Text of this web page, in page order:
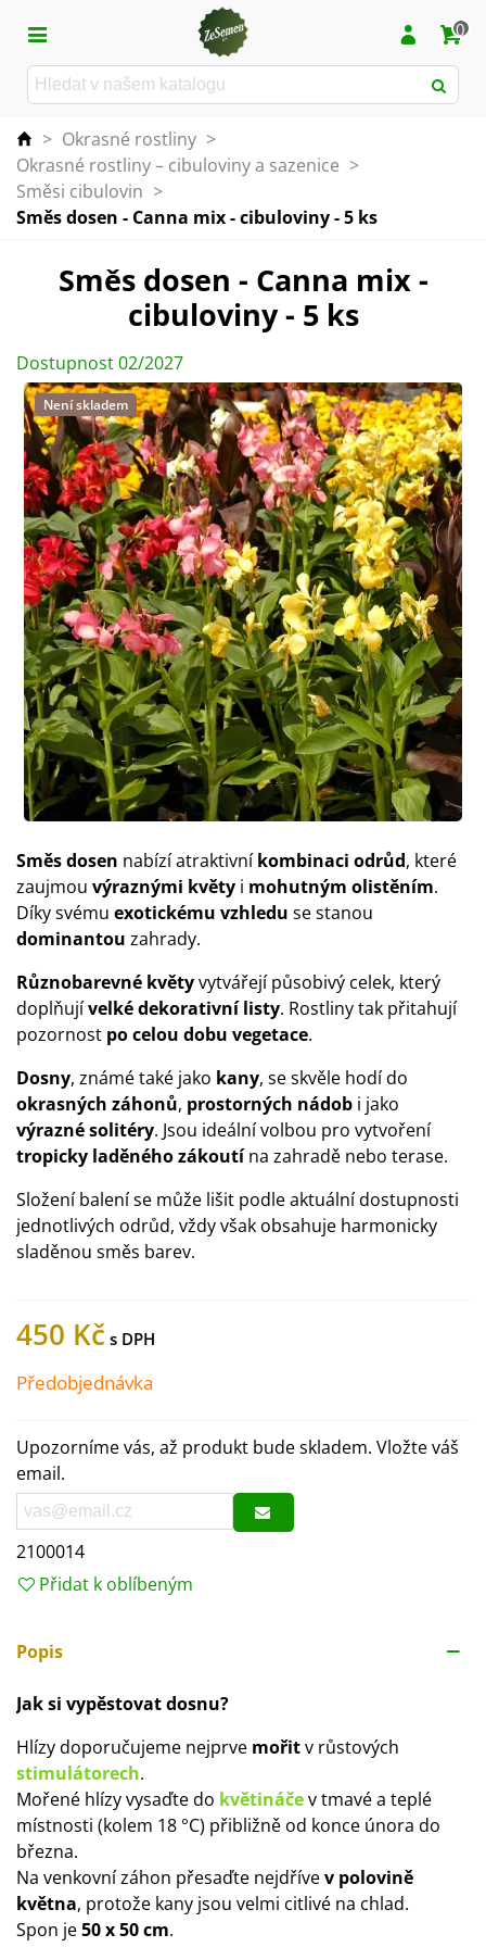
0
> Okrasné rostliny >
Okrasné rostliny – cibuloviny a sazenice >
Směsi cibulovin >
Směs dosen - Canna mix - cibuloviny - 5 ks
Směs dosen - Canna mix -
cibuloviny - 5 ks
Dostupnost 02/2027
Není skladem
Směs dosen nabízí atraktivníkombinaci odrůd, které
zaujmou výraznými květy i mohutným olistěním.
Díky svému exotickému vzhledu se stanou
dominantou zahrady.
Různobarevné květyvytvářejí působivý celek, který
doplňujívelké dekorativní listy. Rostliny tak přitahují
pozornost po celou dobu vegetace.
Dosny, známé také jako kany, se skvěle hodí do
okrasných záhonů, prostorných nádob i jako
výrazné solitéry. Jsou ideální volbou pro vytvoření
tropicky laděného zákoutína zahradě nebo terase.
Složení balení se může lišit podle aktuální dostupnosti
jednotlivých odrůd, vždy však obsahuje harmonicky
sladěnou směs barev.
450 Kč
Předobjednávka
Upozorníme vás, až produkt bude skladem. Vložte váš
email.
2100014
Přidat k oblíbeným
Popis
Jak si vypěstovat dosnu?
Hlízy doporučujeme nejprve mořitv růstových
stimulátorech.
Mořené hlízy vysaďte do květináčev tmavé a teplé
místnosti (kolem 18 °C) přibližně od konce února do
března.
Na venkovní záhon přesaďte nejdřívev polovině
května, protože kany jsou velmi citlivé na chlad.
Spon je50 x 50 cm.